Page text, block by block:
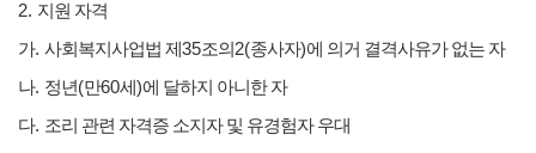
2. 지원 자격
가. 사회복지사업법 제 35조의 2(종사자)에 의거 결격사유가 없는 자
나. 정년(만60세 )에 달하지 아니한 자
다. 조리 관련 자격증 소지자 및 유경험자 우대